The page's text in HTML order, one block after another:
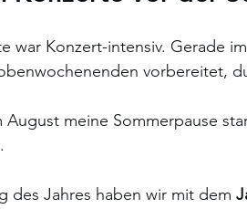
war Konzert-intensiv. Gerade
vorbereitet,
August meine Sommerpause
des Jahres haben wir mit dem